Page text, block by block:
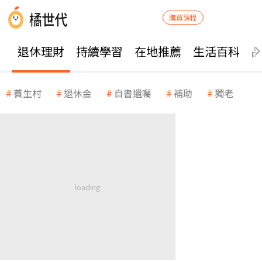
購買課程
退休理財 持續學習 在地推薦 生活百科
養生村 退休金 自書遺囑 補助 獨老